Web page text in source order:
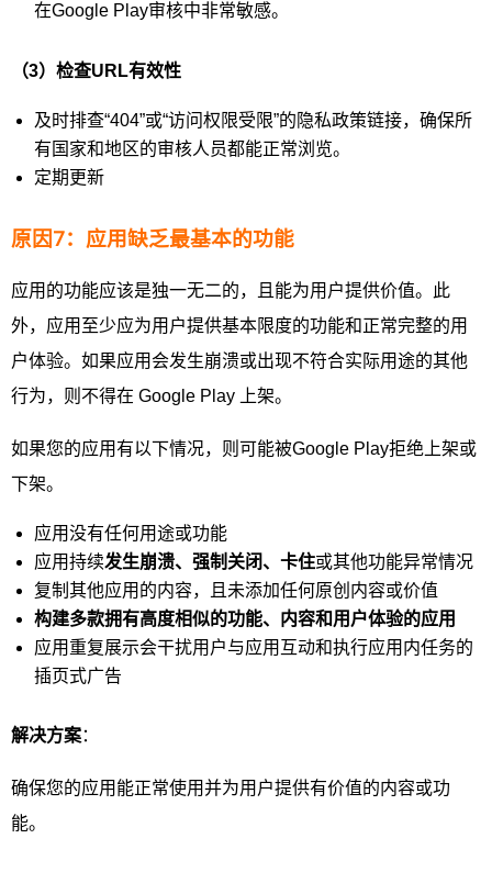
在Google Play审核中非常敏感。
（3）检查URL有效性
及时排查“404”或“访问权限受限”的隐私政策链接，确保所
有国家和地区的审核人员都能正常浏览。
定期更新
原因7：应用缺乏最基本的功能
应用的功能应该是独一无二的，且能为用户提供价值。此
外，应用至少应为用户提供基本限度的功能和正常完整的用
户体验。如果应用会发生崩溃或出现不符合实际用途的其他
行为，则不得在 Google Play 上架。
如果您的应用有以下情况，则可能被Google Play拒绝上架或
下架。
应用没有任何用途或功能
应用持续发生崩溃、强制关闭、卡住或其他功能异常情况
复制其他应用的内容，且未添加任何原创内容或价值
构建多款拥有高度相似的功能、内容和用户体验的应用
应用重复展示会干扰用户与应用互动和执行应用内任务的
插页式广告
解决方案：
确保您的应用能正常使用并为用户提供有价值的内容或功
能。